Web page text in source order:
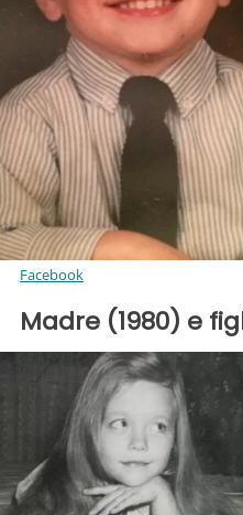
Facebook
Madre (1980) e